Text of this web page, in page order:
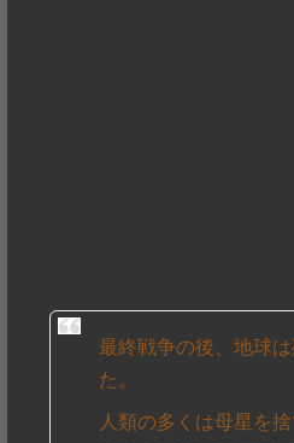
最終戦争の後、地球
た。
人類の多くは母星を